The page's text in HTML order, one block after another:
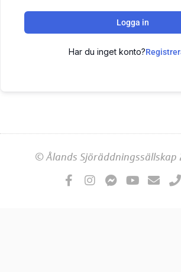
Logga in
Har du inget konto?
© Ålands Sjöräddningssällskap